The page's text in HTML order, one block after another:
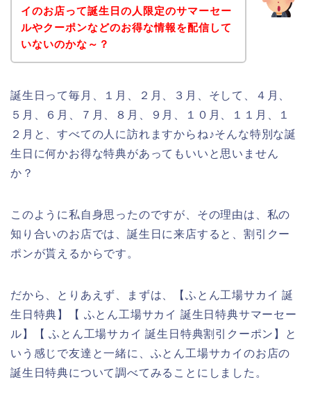
イのお店って誕生日の人限定のサマーセー
ルやクーポンなどのお得な情報を配信して
いないのかな～？
誕生日って毎月、１月、２月、３月、そして、４月、
５月、６月、７月、８月、９月、１０月、１１月、１
２月と、すべての人に訪れますからね♪そんな特別な誕
生日に何かお得な特典があってもいいと思いません
か？
このように私自身思ったのですが、その理由は、私の
知り合いのお店では、誕生日に来店すると、割引クー
ポンが貰えるからです。
だから、とりあえず、まずは、【ふとん工場サカイ 誕
生日特典】【 ふとん工場サカイ 誕生日特典サマーセー
ル】【 ふとん工場サカイ 誕生日特典割引クーポン】と
いう感じで友達と一緒に、ふとん工場サカイのお店の
誕生日特典について調べてみることにしました。